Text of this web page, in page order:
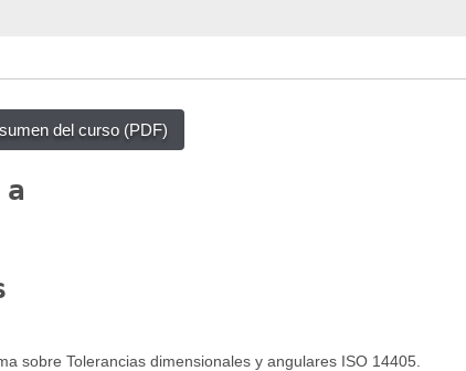
del curso (PDF)
sobre Tolerancias dimensionales y angulares ISO 14405.